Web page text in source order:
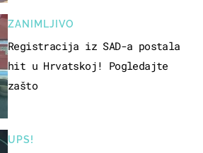
ZANIMLJIVO
Registracija iz SAD-a postala
hit u Hrvatskoj! Pogledajte
zašto
UPS!